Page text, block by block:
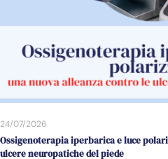
24/07/2026
Ossigenoterapia iperbarica e luce
ulcere neuropatiche del piede